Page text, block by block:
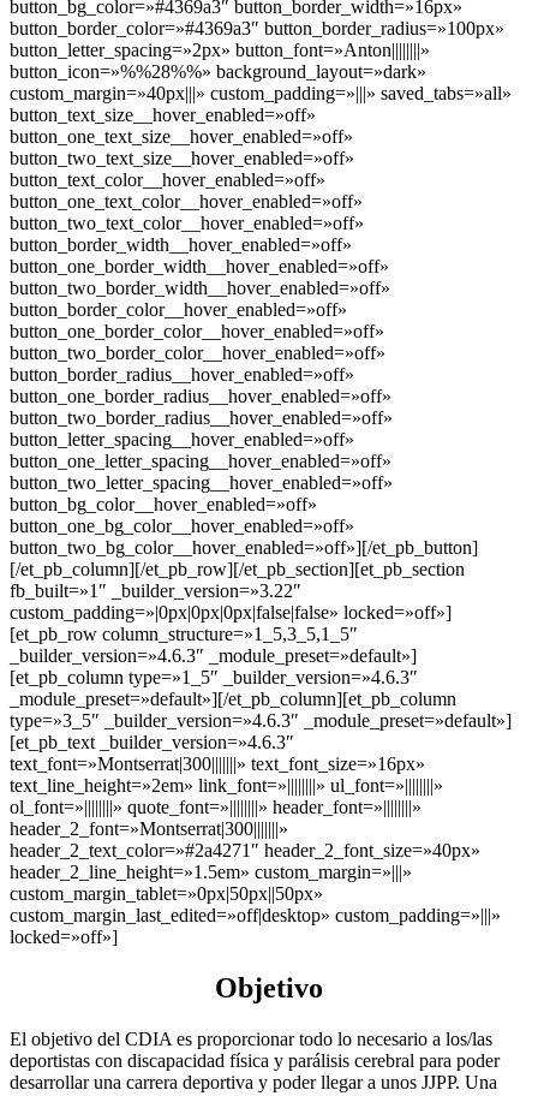
button_bg_color=»#4369a3″ button_border_width=»16px»
button_border_color=»#4369a3″ button_border_radius=»100px»
button_letter_spacing=»2px» button_font=»Anton||||||||»
button_icon=»%%28%%» background_layout=»dark»
custom_margin=»40px|||» custom_padding=»|||» saved_tabs=»all»
button_text_size__hover_enabled=»off»
button_one_text_size__hover_enabled=»off»
button_two_text_size__hover_enabled=»off»
button_text_color__hover_enabled=»off»
button_one_text_color__hover_enabled=»off»
button_two_text_color__hover_enabled=»off»
button_border_width__hover_enabled=»off»
button_one_border_width__hover_enabled=»off»
button_two_border_width__hover_enabled=»off»
button_border_color__hover_enabled=»off»
button_one_border_color__hover_enabled=»off»
button_two_border_color__hover_enabled=»off»
button_border_radius__hover_enabled=»off»
button_one_border_radius__hover_enabled=»off»
button_two_border_radius__hover_enabled=»off»
button_letter_spacing__hover_enabled=»off»
button_one_letter_spacing__hover_enabled=»off»
button_two_letter_spacing__hover_enabled=»off»
button_bg_color__hover_enabled=»off»
button_one_bg_color__hover_enabled=»off»
button_two_bg_color__hover_enabled=»off»][/et_pb_button]
[/et_pb_column][/et_pb_row][/et_pb_section][et_pb_section
fb_built=»1″ _builder_version=»3.22″
custom_padding=»|0px|0px|0px|false|false» locked=»off»]
[et_pb_row column_structure=»1_5,3_5,1_5″
_builder_version=»4.6.3″ _module_preset=»default»]
[et_pb_column type=»1_5″ _builder_version=»4.6.3″
_module_preset=»default»][/et_pb_column][et_pb_column
type=»3_5″ _builder_version=»4.6.3″ _module_preset=»default»]
[et_pb_text _builder_version=»4.6.3″
text_font=»Montserrat|300|||||||» text_font_size=»16px»
text_line_height=»2em» link_font=»||||||||» ul_font=»||||||||»
ol_font=»||||||||» quote_font=»||||||||» header_font=»||||||||»
header_2_font=»Montserrat|300|||||||»
header_2_text_color=»#2a4271″ header_2_font_size=»40px»
header_2_line_height=»1.5em» custom_margin=»|||»
custom_margin_tablet=»0px|50px||50px»
custom_margin_last_edited=»off|desktop» custom_padding=»|||»
locked=»off»]
Objetivo
El objetivo del CDIA es proporcionar todo lo necesario a los/las
deportistas con discapacidad física y parálisis cerebral para poder
desarrollar una carrera deportiva y poder llegar a unos JJPP. Una